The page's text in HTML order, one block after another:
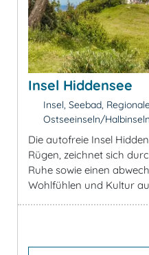
Insel Hiddensee
Insel, Seebad,
Ostseeinseln/
Die autofreie Insel
Rügen, zeichnet sich
Ruhe sowie einen
Wohlfühlen und Kultur